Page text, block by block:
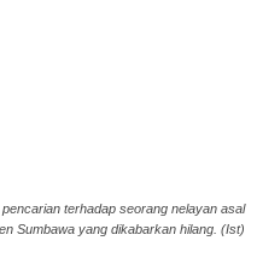
terhadap seorang nelayan asal
Sumbawa yang dikabarkan hilang. (Ist)